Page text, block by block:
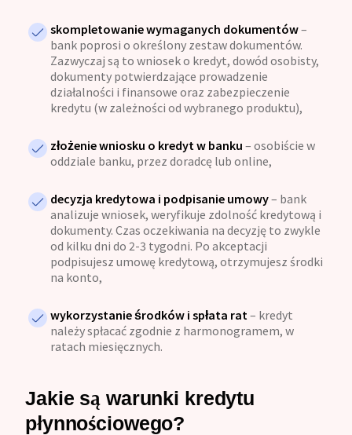
skompletowanie wymaganych dokumentów–
bank poprosi o określony zestaw dokumentów.
Zazwyczaj są to wniosek o kredyt, dowód osobisty,
dokumenty potwierdzające prowadzenie
działalności i finansowe oraz zabezpieczenie
kredytu (w zależności od wybranego produktu),
złożenie wniosku o kredyt w banku – osobiście w
oddziale banku, przez doradcę lub online,
decyzja kredytowa i podpisanie umowy– bank
analizuje wniosek, weryfikuje zdolność kredytową i
dokumenty. Czas oczekiwania na decyzję to zwykle
od kilku dni do 2-3 tygodni. Po akceptacji
podpisujesz umowę kredytową, otrzymujesz środki
na konto,
wykorzystanie środków i spłata rat – kredyt
należy spłacać zgodnie z harmonogramem, w
ratach miesięcznych.
Jakie są warunki kredytu
płynnościowego?